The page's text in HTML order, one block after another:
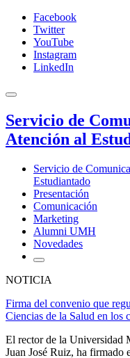
Facebook
Twitter
YouTube
Instagram
LinkedIn
Servicio de
Atención al
Servicio de
Estudiantado
Presentación
Comunicación
Marketing
Alumni UMH
Novedades
NOTICIA
Firma del convenio que
Ciencias de la Salud en los
El rector de la Universidad
Juan José Ruiz, ha firmado